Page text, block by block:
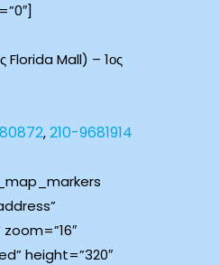
Florida Mall) – 1ος
,210-9681914
zoom=”16″
height=”320″